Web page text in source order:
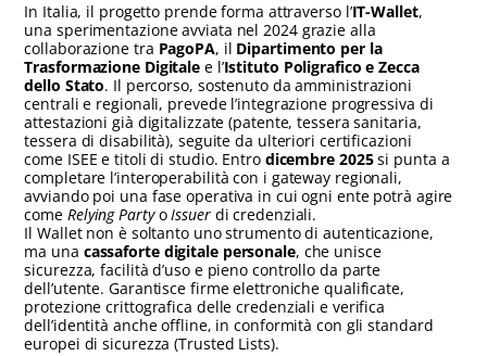
In Italia, il progetto prende forma attraverso l’IT-Wallet,
una sperimentazione avviata nel 2024 grazie alla
collaborazione tra PagoPA, il Dipartimento per la
Trasformazione Digitale e l’Istituto Poligrafico e Zecca
dello Stato. Il percorso, sostenuto da amministrazioni
centrali e regionali, prevede l’integrazione progressiva di
attestazioni già digitalizzate (patente, tessera sanitaria,
tessera di disabilità), seguite da ulteriori certificazioni
come ISEE e titoli di studio. Entro dicembre 2025si punta a
completare l’interoperabilità con i gateway regionali,
avviando poi una fase operativa in cui ogni ente potrà agire
come Relying PartyoIssuerdi credenziali.
Il Wallet non è soltanto uno strumento di autenticazione,
ma una cassaforte digitale personale, che unisce
sicurezza, facilità d’uso e pieno controllo da parte
dell’utente. Garantisce firme elettroniche qualificate,
protezione crittografica delle credenziali e verifica
dell’identità anche offline, in conformità con gli standard
europei di sicurezza (Trusted Lists).